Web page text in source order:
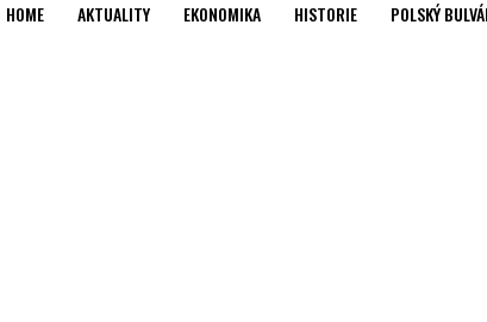
HOME AKTUALITY EKONOMIKA HISTORIE POLSKÝ